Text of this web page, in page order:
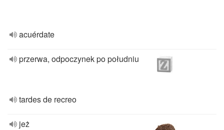
acuérdate
przerwa, odpoczynek po południu
tardes de recreo
jeż